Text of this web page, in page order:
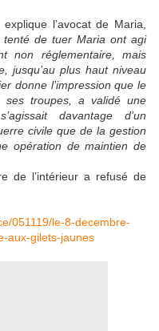
, explique l’avocat de Maria,
de tuer Maria ont agi
non réglementaire, mais
jusqu’au plus haut niveau
donne l’impression que le
ses troupes, a validé une
davantage d’un
civile que de la gestion
opération de maintien de
de l’intérieur a refusé de
051119/le-8-decembre-
aux-gilets-jaunes